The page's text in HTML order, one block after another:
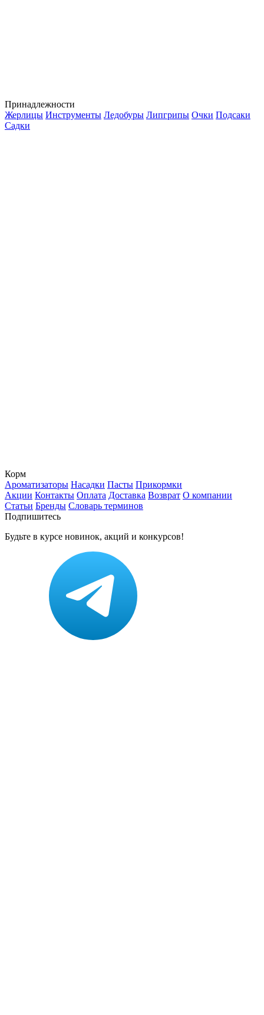
Принадлежности
Жерлицы Инструменты Ледобуры Липгрипы Очки Подсаки
Садки
Корм
Ароматизаторы Насадки Пасты Прикормки
Акции Контакты Оплата Доставка Возврат О компании
Статьи Бренды Словарь терминов
Подпишитесь
Будьте в курсе новинок, акций и конкурсов!